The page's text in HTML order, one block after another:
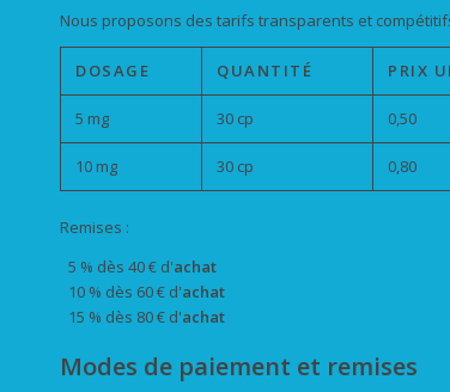
Nous proposons des tarifs transparents et
DOSAGE QUANTITÉ PRIX
5 mg 30 cp 0,50
10 mg 30 cp 0,80
Remises :
5 % dès 40 € d'achat
10 % dès 60 € d'achat
15 % dès 80 € d'achat
Modes de paiement et remises